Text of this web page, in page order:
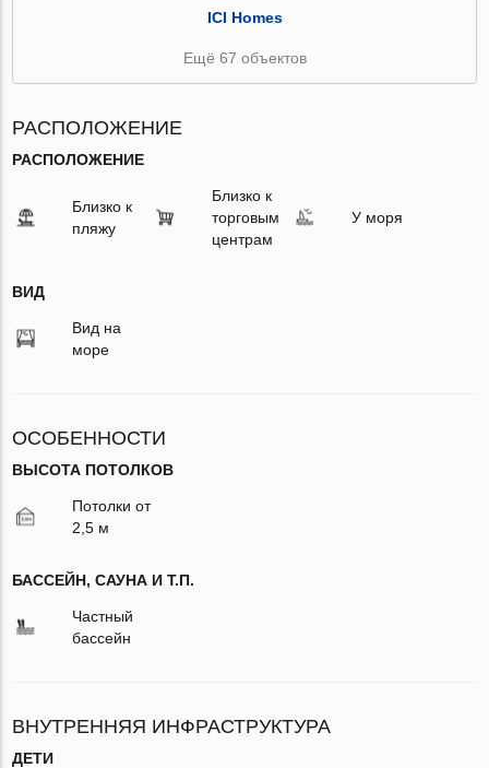
ICI Homes
Ещё 67 объектов
РАСПОЛОЖЕНИЕ
РАСПОЛОЖЕНИЕ
Близко к
пляжу
Близко к
торговым
центрам
У моря
ВИД
Вид на
море
ОСОБЕННОСТИ
ВЫСОТА ПОТОЛКОВ
Потолки от
2,5 м
БАССЕЙН, САУНА И Т.П.
Частный
бассейн
ВНУТРЕННЯЯ ИНФРАСТРУКТУРА
ДЕТИ